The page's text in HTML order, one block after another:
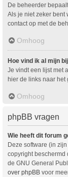
De beheerder
Als je niet zeker bent
contact op met de
Omhoog
Hoe vind ik al mijn
Je vindt een lijst met
hier de links naar
Omhoog
phpBB vragen
Wie heeft dit forum
Deze software (in
copyright beschermd
de GNU General
over phpBB voor